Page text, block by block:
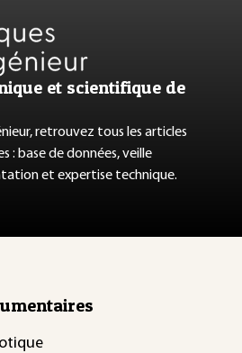
et scientifique de
retrouvez tous les articles
: base de données, veille
et expertise technique.